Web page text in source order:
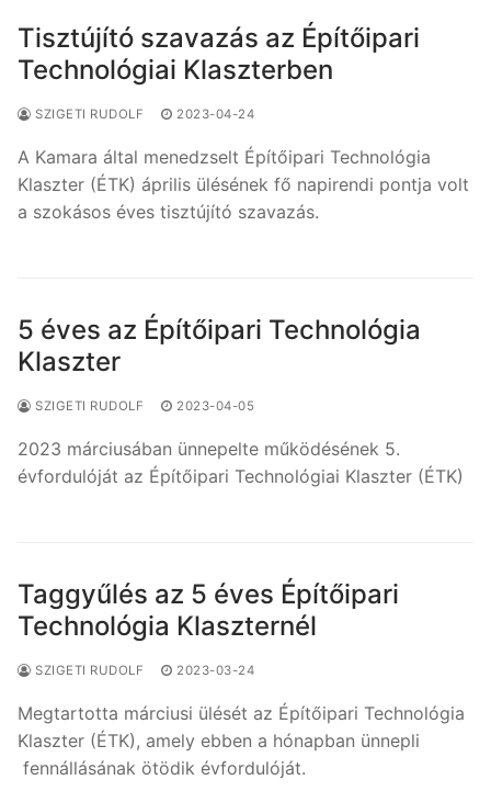
Tisztújító szavazás az Építőipari
Technológiai Klaszterben
SZIGETI RUDOLF 2023-04-24
A Kamara által menedzselt Építőipari Technológia
Klaszter (ÉTK) április ülésének fő napirendi pontja volt
a szokásos éves tisztújító szavazás.
5 éves az Építőipari Technológia
Klaszter
SZIGETI RUDOLF 2023-04-05
2023 márciusában ünnepelte működésének 5.
évfordulóját az Építőipari Technológiai Klaszter (ÉTK)
Taggyűlés az 5 éves Építőipari
Technológia Klaszternél
SZIGETI RUDOLF 2023-03-24
Megtartotta márciusi ülését az Építőipari Technológia
Klaszter (ÉTK), amely ebben a hónapban ünnepli
fennállásának ötödik évfordulóját.